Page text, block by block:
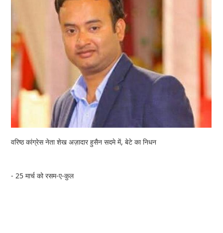
वरिष्ठ कांग्रेस नेता शेख अज़ादार हुसैन सदमे में, बेटे का निधन
- 25 मार्च को रसम-ए-कुल